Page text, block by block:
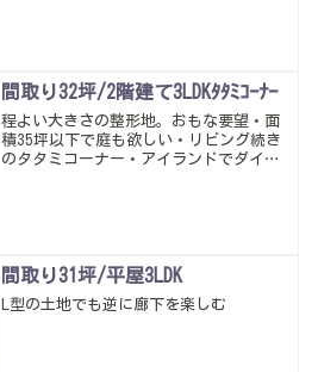
間取り32坪/2階建て3LDKﾀﾀﾐｺｰﾅｰ
程よい大きさの整形地。おもな要望・面
積35坪以下で庭も欲しい・リビング続き
のタタミコーナー・アイランドでダイニ
な♪
間取り31坪/平屋3LDK
L型の土地でも逆に廊下を楽しむ